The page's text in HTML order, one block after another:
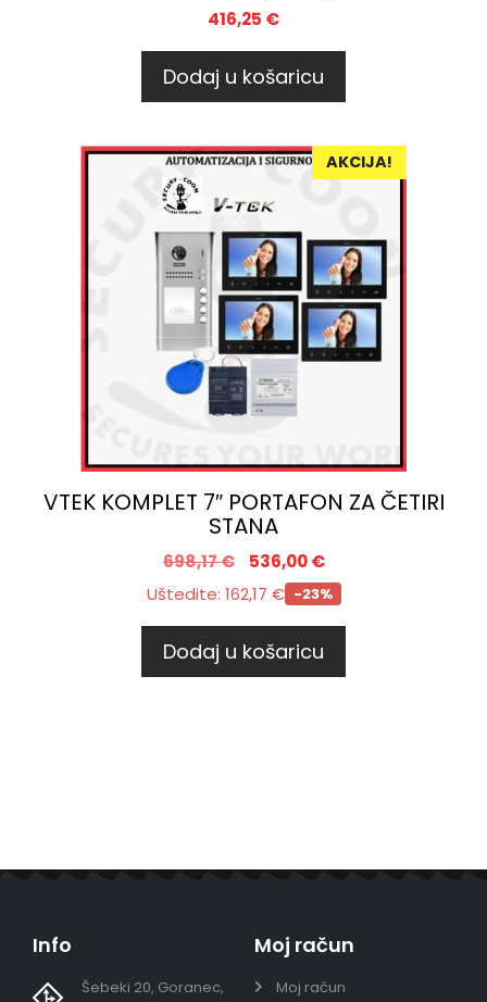
416,25 €
Dodaj u košaricu
AKCIJA!
VTEK KOMPLET 7″ PORTAFON ZA ČETIRI
STANA
698,17€ 536,00€
Uštedite: 162,17 € -23%
Dodaj u košaricu
Info
Šebeki 20, Goranec,
Moj račun
Moj račun